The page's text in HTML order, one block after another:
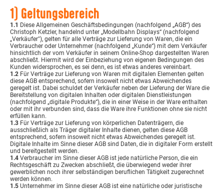
1) Geltungsbereich
1.1 Diese Allgemeinen Geschäftsbedingungen (nachfolgend „AGB“) des
Christoph Ketzler, handelnd unter „Modellbahn Displays“ (nachfolgend
„Verkäufer"), gelten für alle Verträge zur Lieferung von Waren, die ein
Verbraucher oder Unternehmer (nachfolgend „Kunde“) mit dem Verkäufer
hinsichtlich der vom Verkäufer in seinem Online-Shop dargestellten Waren
abschließt. Hiermit wird der Einbeziehung von eigenen Bedingungen des
Kunden widersprochen, es sei denn, es ist etwas anderes vereinbart.
1.2 Für Verträge zur Lieferung von Waren mit digitalen Elementen gelten
diese AGB entsprechend, sofern insoweit nicht etwas Abweichendes
geregelt ist. Dabei schuldet der Verkäufer neben der Lieferung der Ware die
Bereitstellung von digitalen Inhalten oder digitalen Dienstleistungen
(nachfolgend „digitale Produkte“), die in einer Weise in der Ware enthalten
oder mit ihr verbunden sind, dass die Ware ihre Funktionen ohne sie nicht
erfüllen kann.
1.3 Für Verträge zur Lieferung von körperlichen Datenträgern, die
ausschließlich als Träger digitaler Inhalte dienen, gelten diese AGB
entsprechend, sofern insoweit nicht etwas Abweichendes geregelt ist.
Digitale Inhalte im Sinne dieser AGB sind Daten, die in digitaler Form erstellt
und bereitgestellt werden.
1.4 Verbraucher im Sinne dieser AGB ist jede natürliche Person, die ein
Rechtsgeschäft zu Zwecken abschließt, die überwiegend weder ihrer
gewerblichen noch ihrer selbständigen beruflichen Tätigkeit zugerechnet
werden können.
1.5 Unternehmer im Sinne dieser AGB ist eine natürliche oder juristische